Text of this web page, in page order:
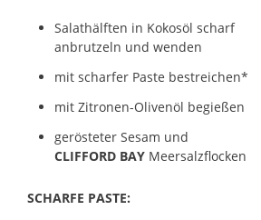
Salathälften in Kokosöl scharf
anbrutzeln und wenden
mit scharfer Paste bestreichen*
mit Zitronen-Olivenöl begießen
gerösteter Sesam und
CLIFFORD BAY Meersalzflocken
SCHARFE PASTE: